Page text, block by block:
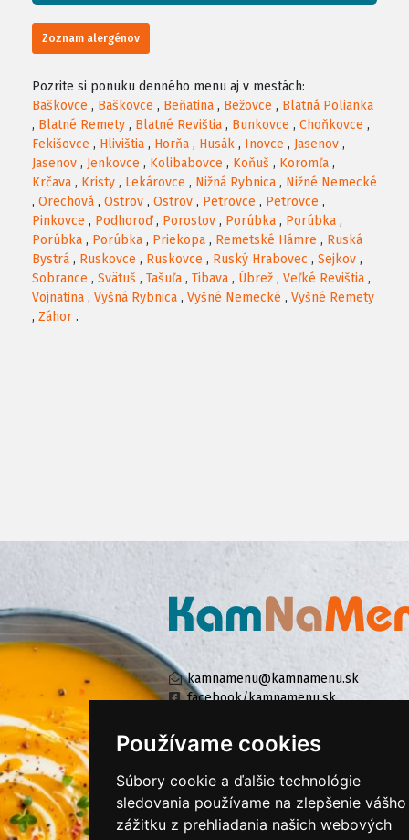
Používame cookies
Súbory cookie a ďalšie technológie
sledovania používame na zlepšenie vášho
zážitku z prehliadania našich webových
Zoznam alergénov
Pozrite si ponuku denného menu aj v mestách:
Baškovce , Baškovce , Beňatina , Bežovce , Blatná Polianka
, Blatné Remety , Blatné Revištia , Bunkovce , Choňkovce ,
Fekišovce , Hlivištia , Horňa , Husák , Inovce , Jasenov ,
Jasenov , Jenkovce , Kolibabovce , Koňuš , Koromľa ,
Krčava , Kristy , Lekárovce , Nižná Rybnica , Nižné Nemecké
, Orechová , Ostrov , Ostrov , Petrovce , Petrovce ,
Pinkovce , Podhoroď, Porostov , Porúbka , Porúbka ,
Porúbka , Porúbka , Priekopa , Remetské Hámre , Ruská
Bystrá , Ruskovce , Ruskovce , Ruský Hrabovec , Sejkov ,
Sobrance , Svätuš , Tašuľa , Tibava , Úbrež , Veľké Revištia ,
Vojnatina , Vyšná Rybnica , Vyšné Nemecké , Vyšné Remety
, Záhor .
kamnamenu@kamnamenu.sk
facebook/kamnamenu.sk
KONTAKTUJTE NÁS